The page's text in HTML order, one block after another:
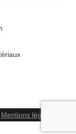
Mentions légales